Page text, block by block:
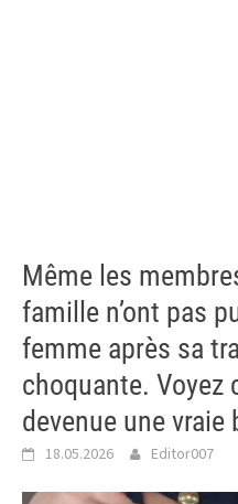
Même les
famille n’ont pas
femme après sa
choquante. Voyez
devenue une vraie
18.05.2026 Editor007